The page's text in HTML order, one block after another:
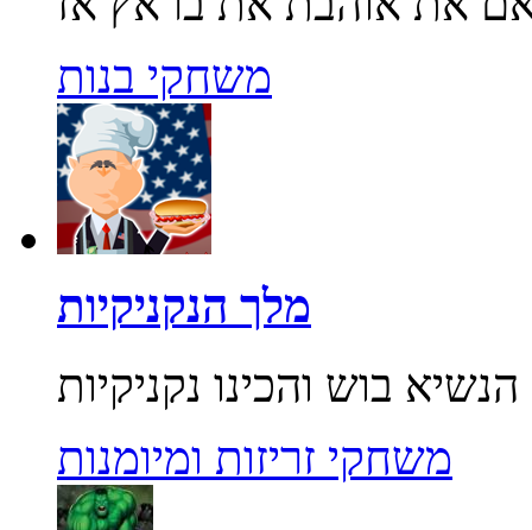
משחקי בנות
מלך הנקניקיות
משחקי זריזות ומיומנות